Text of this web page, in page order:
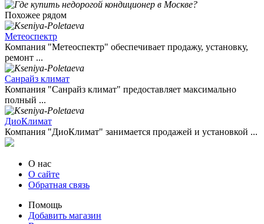
Похожее рядом
Метеоспектр
Компания "Метеоспектр" обеспечивает продажу, установку,
ремонт ...
Санрайз климат
Компания "Санрайз климат" предоставляет максимально
полный ...
ДиоКлимат
Компания "ДиоКлимат" занимается продажей и установкой ...
О нас
О сайте
Обратная связь
Помощь
Добавить магазин